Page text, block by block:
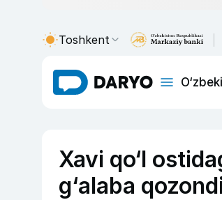
Toshkent
Xavi qo‘l
g‘alaba